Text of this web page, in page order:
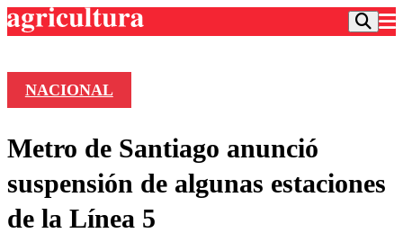
Frecuencias
Agricultura TV
Deportes
Colo Colo
Entretención
NACIONAL
Metro de Santiago anunció
suspensión de algunas estaciones
de la Línea 5